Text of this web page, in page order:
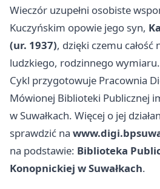
Wieczór uzupełni osobiste
Kuczyńskim opowie jego syn,
(ur. 1937), dzięki czemu
ludzkiego, rodzinnego wymiaru.
Cykl przygotowuje Pracownia
Mówionej Biblioteki Publicznej
w Suwałkach. Więcej o jej
sprawdzić na
na podstawie: Biblioteka
Konopnickiej w Suwałkach.